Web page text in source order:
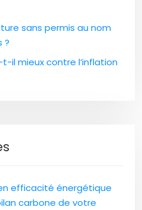
sans permis au nom
?
il mieux contre l’inflation
efficacité énergétique
carbone de votre